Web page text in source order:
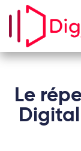
Se rendre au
Le
Digital